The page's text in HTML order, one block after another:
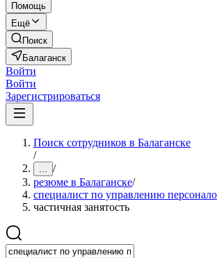
Помощь
Ещё
Поиск
Балаганск
Войти
Войти
Зарегистрироваться
Поиск сотрудников в Балаганске
/
... /
резюме в Балаганске/
специалист по управлению
частичная занятость